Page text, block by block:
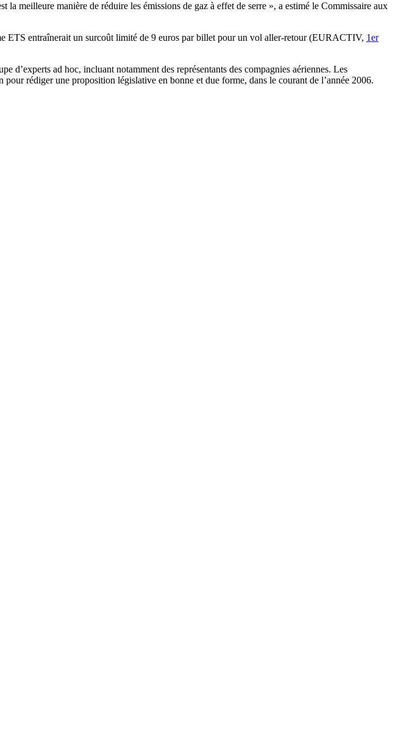
la meilleure manière de réduire les émissions de gaz à effet de serre », a estimé le Commissaire aux
ETS entraînerait un surcoût limité de 9 euros par billet pour un vol aller-retour (EURACTIV, 1er
d’experts ad hoc, incluant notamment des représentants des compagnies aériennes. Les
rédiger une proposition législative en bonne et due forme, dans le courant de l’année 2006.